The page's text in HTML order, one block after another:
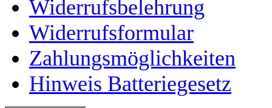
Widerrufsbelehrung
Widerrufsformular
Zahlungsmöglichkeiten
Hinweis Batteriegesetz